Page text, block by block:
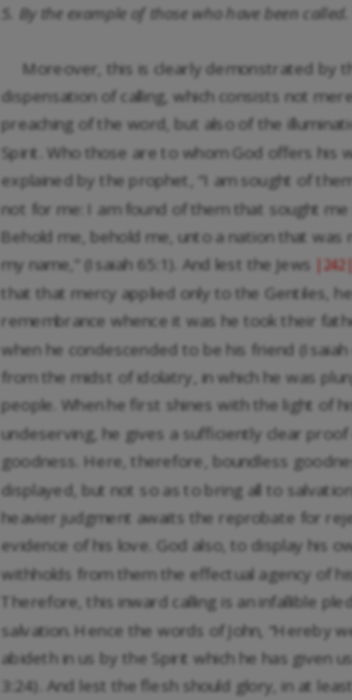
5. By the example of those who have been called.
Moreover, this is clearly demonstrated by
dispensation of calling, which consists not
preaching of the word, but also of the
Spirit. Who those are to whom God offers his
explained by the prophet, “I am sought of
not for me: I am found of them that sought me
Behold me, behold me, unto a nation that was
my name,” (Isaiah 65:1). And lest the Jews |242|
that that mercy applied only to the Gentiles,
remembrance whence it was he took their
when he condescended to be his friend (Isaiah
from the midst of idolatry, in which he was
people. When he first shines with the light of
undeserving, he gives a sufficiently clear
goodness. Here, therefore, boundless
displayed, but not so as to bring all to
heavier judgment awaits the reprobate for
evidence of his love. God also, to display his
withholds from them the effectual agency of
Therefore, this inward calling is an infallible
salvation. Hence the words of John, “Hereby
abideth in us by the Spirit which he has given
3:24). And lest the flesh should glory, in at